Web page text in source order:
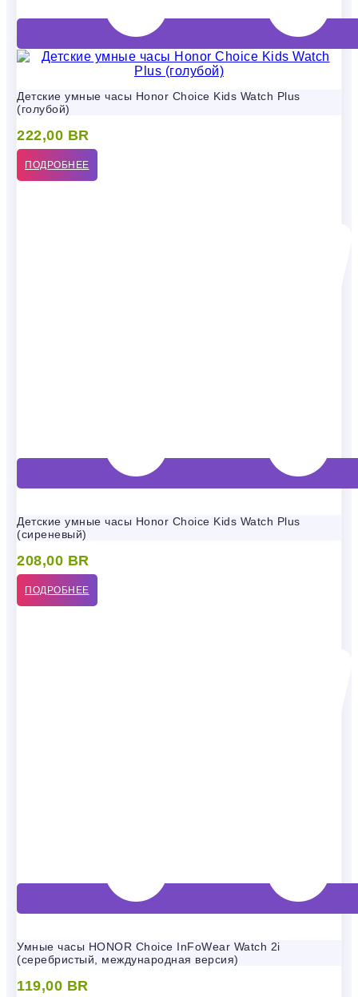
Детские умные часы Honor Choice Kids Watch Plus
(голубой)
222,00 BR
ПОДРОБНЕЕ
Детские умные часы Honor Choice Kids Watch Plus
(сиреневый)
208,00 BR
ПОДРОБНЕЕ
Умные часы HONOR Choice InFoWear Watch 2i
(серебристый, международная версия)
119,00 BR